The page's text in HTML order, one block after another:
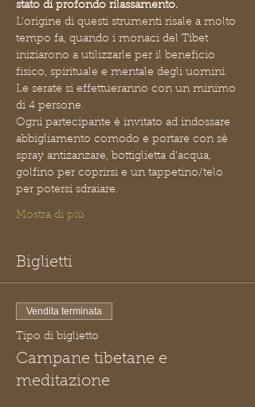
stato di profondo rilassamento.
L'origine di questi strumenti risale a molto
tempo fa, quando i monaci del Tibet
iniziarono a utilizzarle per il beneficio
fisico, spirituale e mentale degli uomini.
Le serate si effettueranno con un minimo
di 4 persone.
Ogni partecipante è invitato ad indossare
abbigliamento comodo e portare con sè
spray antizanzare, bottiglietta d'acqua,
golfino per coprirsi e un tappetino/telo
per potersi sdraiare.
Mostra di più
Biglietti
Vendita terminata
Tipo di biglietto
Campane tibetane e
meditazione